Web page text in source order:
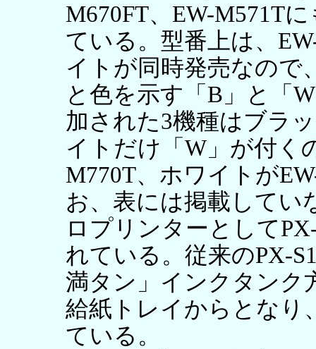
M670FT、EW-M571T
ている。型番上は、
イトが同時発売なので
と色を示す「B」と「
加された3機種はブラ
イトだけ「W」が付く
M770T、ホワイトが
お、表には掲載してい
ロプリンターとして
れている。従来のPX-
満タン」インクタンク
給紙トレイからとなり
ている。